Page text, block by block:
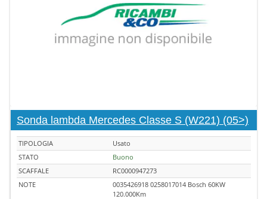
Sonda lambda Mercedes Classe S (W221) (05>)
TIPOLOGIA
Usato
STATO
Buono
SCAFFALE
RC0000947273
NOTE
0035426918 0258017014 Bosch 60KW
120.000Km